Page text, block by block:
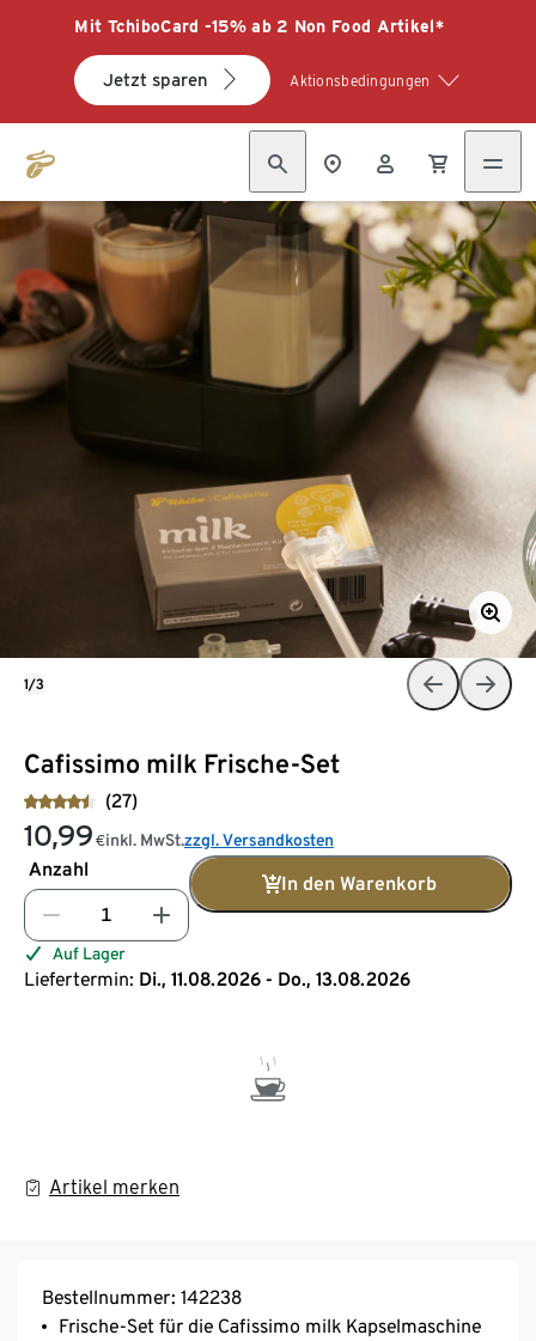
Mit TchiboCard -15% ab 2 Non Food Artikel*
Jetzt sparen Aktionsbedingungen
Cafissimo milk Frische-Set
(27)
10,99 €inkl. MwSt.zzgl. Versandkosten
Anzahl
In den Warenkorb
Auf Lager
Liefertermin: Di., 11.08.2026 - Do., 13.08.2026
Artikel merken
1/3
Bestellnummer: 142238
Frische-Set für die Cafissimo milk Kapselmaschine